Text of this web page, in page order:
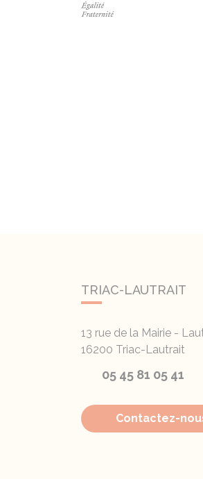
TRIAC-LAUTRAIT
13 rue de la Mairie -
16200 Triac-Lautrait
05 45 81 05 41
Contactez-